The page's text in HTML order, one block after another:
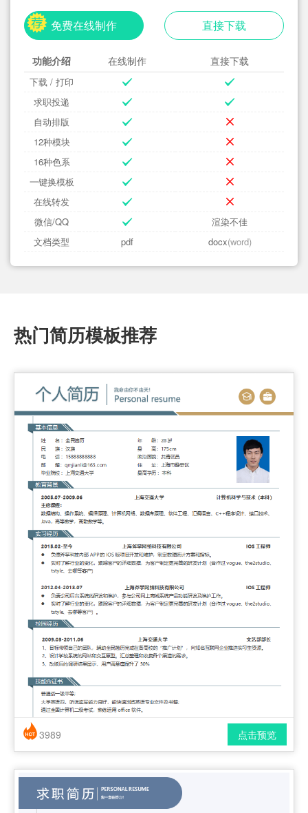
免费在线制作 直接下载
功能介绍 在线制作 直接下载
下载 / 打印
求职投递
自动排版
12种模块
16种色系
一键换模板
在线转发
微信/QQ
渲染不佳
文档类型
pdf docx(word)
热门简历模板推荐
简历风格： 时尚 / 简洁 / 应届生
点击预览
3989